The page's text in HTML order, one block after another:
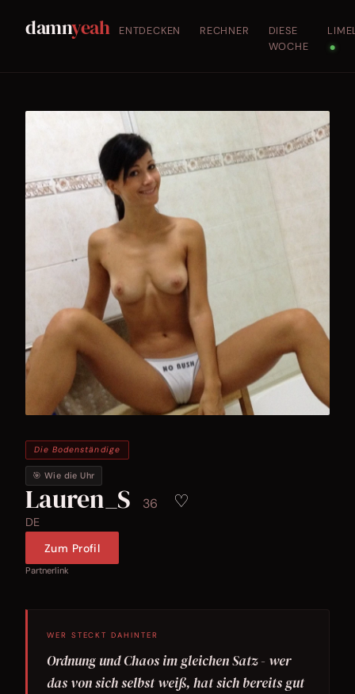
damnyeah ENTDECKEN RECHNER
DIESE
WOCHE
●
Die Bodenständige
🎯 Wie die Uhr
Lauren_S 36 ♡
DE
Zum Profil
Partnerlink
WER STECKT DAHINTER
Ordnung und Chaos im gleichen Satz - wer
das von sich selbst weiß, hat sich bereits gut